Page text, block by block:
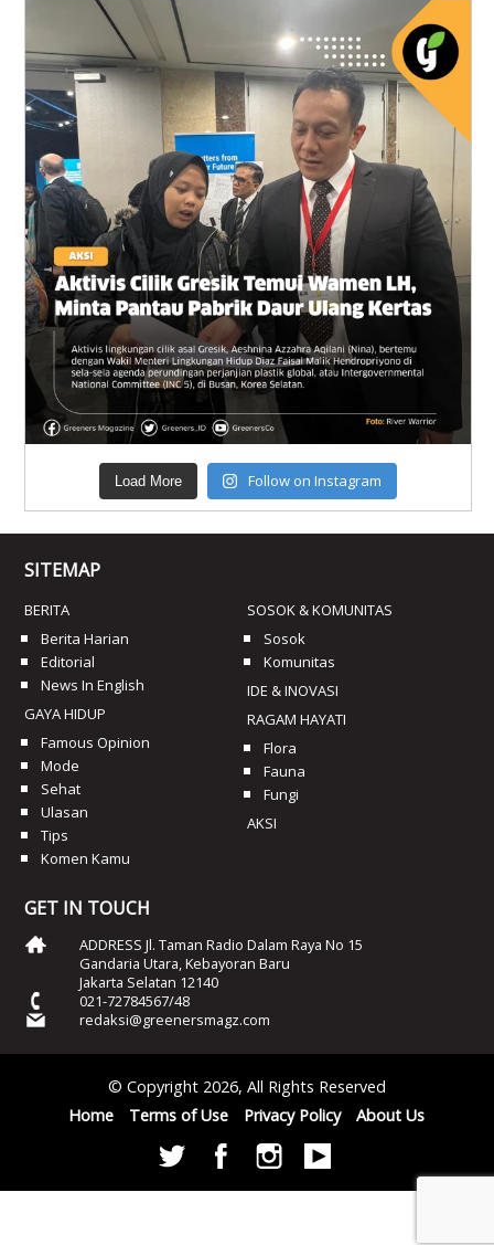
Load More Follow on Instagram
SITEMAP
BERITA
Berita Harian
Editorial
News In English
GAYA HIDUP
Famous Opinion
Mode
Sehat
Ulasan
Tips
Komen Kamu
SOSOK & KOMUNITAS
Sosok
Komunitas
IDE & INOVASI
RAGAM HAYATI
Flora
Fauna
Fungi
AKSI
GET IN TOUCH
ADDRESS Jl. Taman Radio Dalam Raya No 15
Gandaria Utara, Kebayoran Baru
Jakarta Selatan 12140
021-72784567/48
redaksi@greenersmagz.com
© Copyright 2026, All Rights Reserved
Home
Terms of Use Privacy Policy About Us